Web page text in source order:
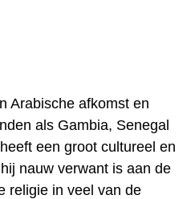
Arabische afkomst en
als Gambia, Senegal
een groot cultureel en
nauw verwant is aan de
religie in veel van de